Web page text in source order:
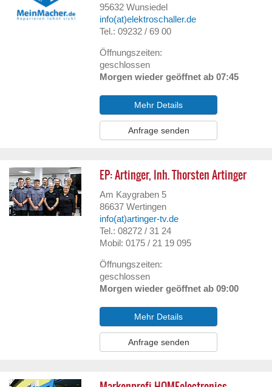
95632 Wunsiedel
info(at)elektroschaller.de
Tel.: 09232 / 69 00
Öffnungszeiten:
geschlossen
Morgen wieder geöffnet ab 07:45
Mehr Details
Anfrage senden
EP: Artinger, Inh. Thorsten Artinger
Am Kaygraben 5
86637 Wertingen
info(at)artinger-tv.de
Tel.: 08272 / 31 24
Mobil: 0175 / 21 19 095
Öffnungszeiten:
geschlossen
Morgen wieder geöffnet ab 09:00
Mehr Details
Anfrage senden